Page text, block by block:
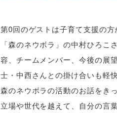
第0回のゲストは子育て支援の
「森のネウボラ」の中村ひろこ
容、チームメンバー、今後の展
士・中西さんとの掛け合いも軽
森のネウボラの活動のお話をき
立場や世代を越えて、自分の言